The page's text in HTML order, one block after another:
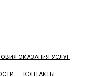
ОКАЗАНИЯ УСЛУГ
КОНТАКТЫ